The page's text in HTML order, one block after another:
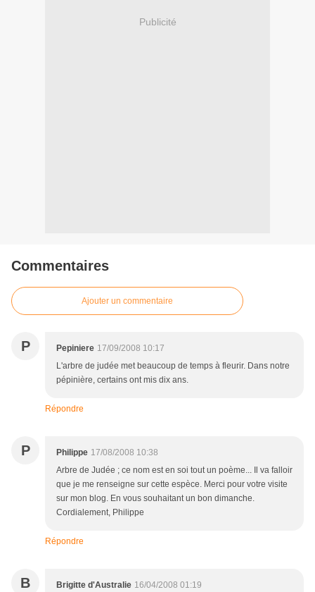
Publicité
Commentaires
Ajouter un commentaire
P Pepiniere 17/09/2008 10:17
L'arbre de judée met beaucoup de temps à fleurir. Dans notre
pépinière, certains ont mis dix ans.
Répondre
P Philippe 17/08/2008 10:38
Arbre de Judée ; ce nom est en soi tout un poème... Il va falloir
que je me renseigne sur cette espèce. Merci pour votre visite
sur mon blog. En vous souhaitant un bon dimanche.
Cordialement, Philippe
Répondre
B Brigitte d'Australie 16/04/2008 01:19